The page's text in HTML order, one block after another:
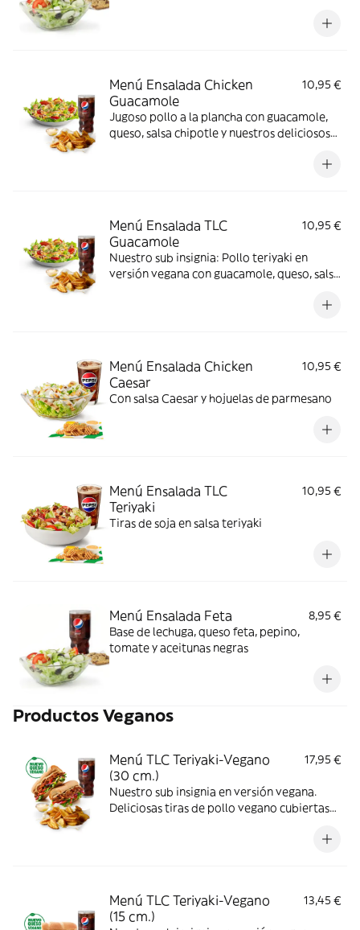
Menú Ensalada Chicken
Guacamole
10,95 €
Jugoso pollo a la plancha con guacamole,
queso, salsa chipotle y nuestros deliciosos
Menú Ensalada TLC
Guacamole
10,95 €
Nuestro sub insignia: Pollo teriyaki en
versión vegana con guacamole, queso, salsa
Menú Ensalada Chicken
Caesar
10,95 €
Con salsa Caesar y hojuelas de parmesano
Menú Ensalada TLC
Teriyaki
10,95 €
Tiras de soja en salsa teriyaki
Menú Ensalada Feta
8,95 €
Base de lechuga, queso feta, pepino,
tomate y aceitunas negras
Productos Veganos
Menú TLC Teriyaki-Vegano
(30 cm.)
17,95 €
Nuestro sub insignia en versión vegana.
Deliciosas tiras de pollo vegano cubiertas
combinadas con los vegetales que más te
Menú TLC Teriyaki-Vegano
(15 cm.)
13,45 €